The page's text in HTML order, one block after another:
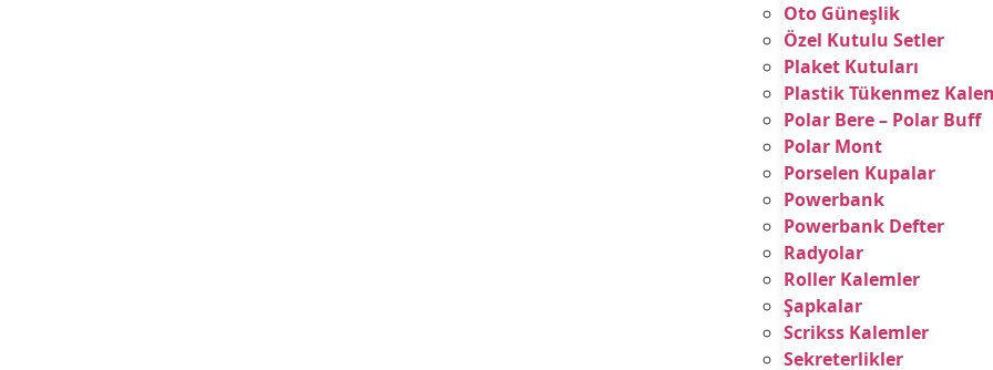
Oto Güneşlik
Özel Kutulu Setler
Plaket Kutuları
Plastik Tükenmez
Polar Bere – Polar Buff
Polar Mont
Porselen Kupalar
Powerbank
Powerbank Defter
Radyolar
Roller Kalemler
Şapkalar
Scrikss Kalemler
Sekreterlikler